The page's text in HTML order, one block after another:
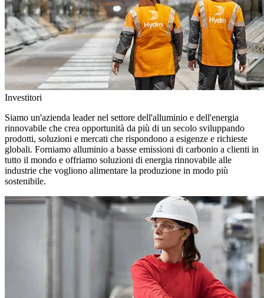
Investitori
Siamo un'azienda leader nel settore dell'alluminio e dell'energia
rinnovabile che crea opportunità da più di un secolo sviluppando
prodotti, soluzioni e mercati che rispondono a esigenze e richieste
globali. Forniamo alluminio a basse emissioni di carbonio a clienti in
tutto il mondo e offriamo soluzioni di energia rinnovabile alle
industrie che vogliono alimentare la produzione in modo più
sostenibile.